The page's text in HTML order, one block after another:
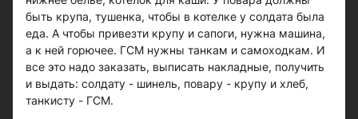
быть крупа, тушенка, чтобы в котелке у солдата была
еда. А чтобы привезти крупу и сапоги, нужна машина,
а к ней горючее. ГСМ нужны танкам и самоходкам. И
все это надо заказать, выписать накладные, получить
и выдать: солдату - шинель, повару - крупу и хлеб,
танкисту - ГСМ.